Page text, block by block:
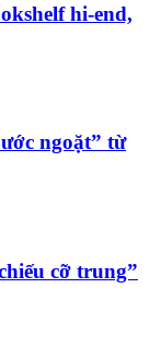
hi-end,
ngoặt” từ
cỡ trung”